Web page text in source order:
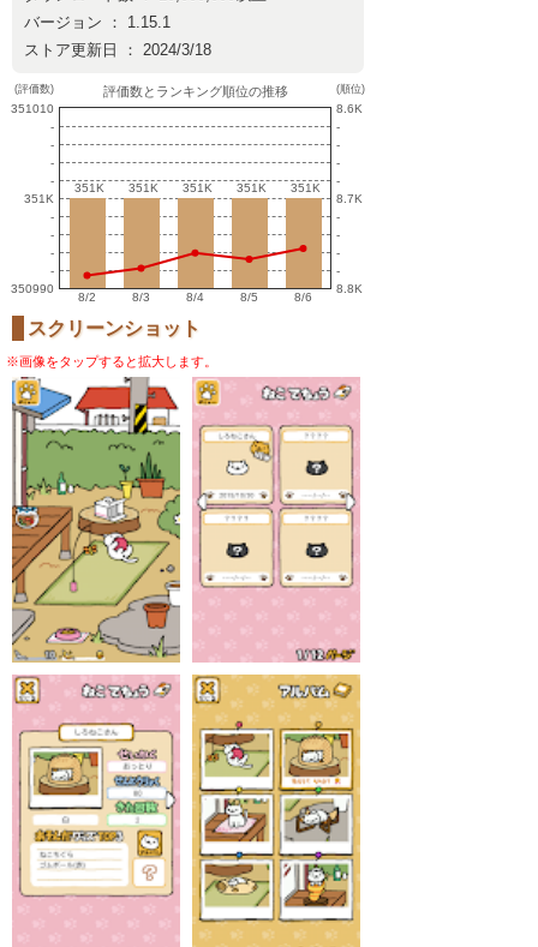
バージョン ： 1.15.1
ストア更新日 ： 2024/3/18
(評価数)
351010
-
-
-
-
351K
-
-
-
-
350990
評価数とランキング順位の推移
351K
351K 351K
351K 351K
351K 351K
351K 351K
351K
8/2 8/3 8/4 8/5 8/6
(順位)
8.6K
-
-
-
-
8.7K
-
-
-
-
8.8K
スクリーンショット
※画像をタップすると拡大します。